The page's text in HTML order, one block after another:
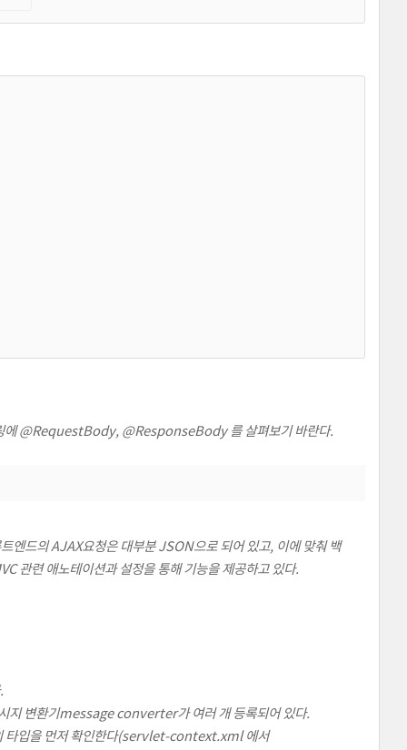
에 @RequestBody, @ResponseBody 를 살펴보기 바란다.
엔드의 AJAX요청은 대부분 JSON으로 되어 있고, 이에 맞춰 백
관련 애노테이션과 설정을 통해 기능을 제공하고 있다.
지 변환기message converter가 여러 개 등록되어 있다.
타입을 먼저 확인한다(servlet-context.xml 에서